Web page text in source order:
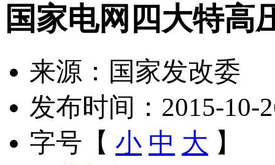
国家电网四大特高
来源：国家发改委
发布时间：2015-10-
字号【 小 中 大 】